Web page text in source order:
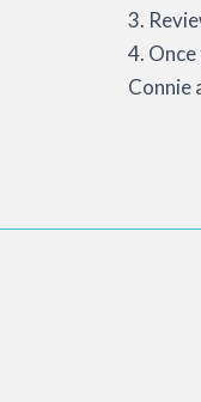
3.
4.
Connie